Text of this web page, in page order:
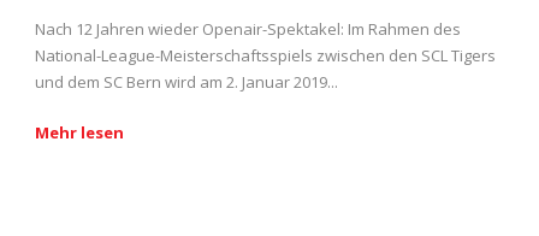
Nach 12 Jahren wieder Openair-Spektakel: Im Rahmen des
National-League-Meisterschaftsspiels zwischen den SCL Tigers
und dem SC Bern wird am 2. Januar 2019...
Mehr lesen